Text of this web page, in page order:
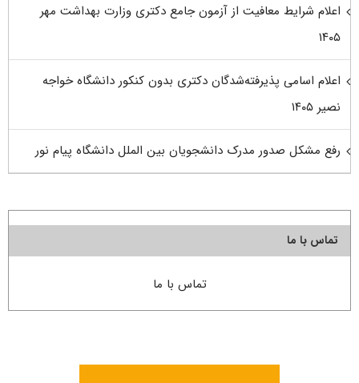
اعلام شرایط معافیت از آزمون جامع دکتری وزارت بهداشت مهر
۱۴۰۵
اعلام اسامی پذیرفته‌شدگان دکتری بدون کنکور دانشگاه خواجه
نصیر ۱۴۰۵
رفع مشکل صدور مدرک دانشجویان بین الملل دانشگاه پیام نور
تماس با ما
تماس با ما